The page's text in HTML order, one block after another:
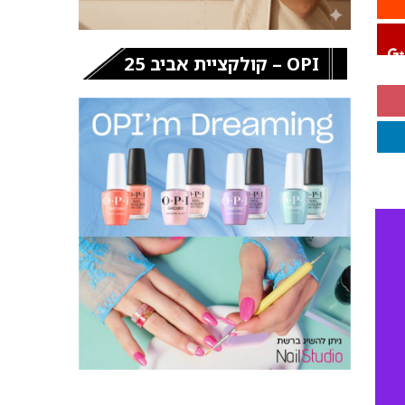
OPI – קולקציית אביב 25